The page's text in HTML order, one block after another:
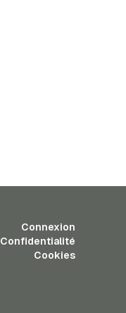
Connexion
Confidentialité
Cookies